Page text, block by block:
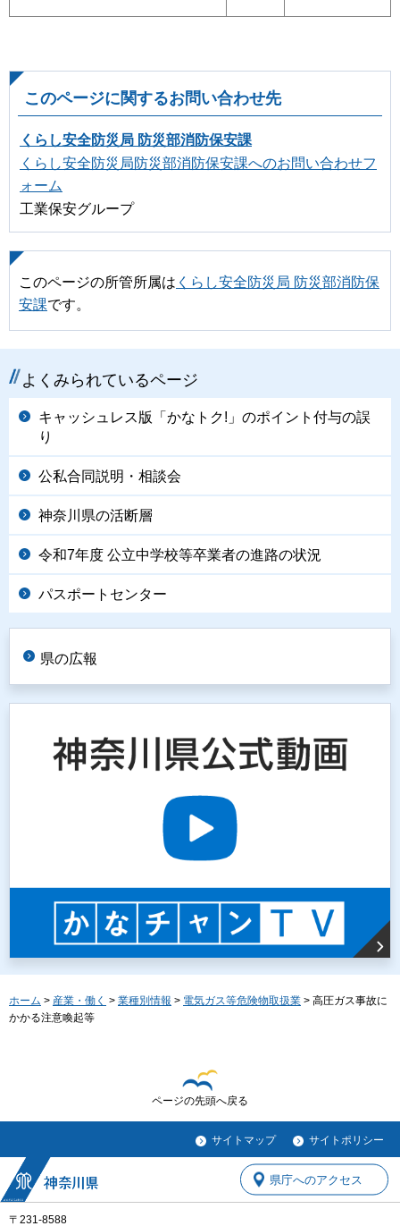
このページに関するお問い合わせ先
くらし安全防災局 防災部消防保安課
くらし安全防災局防災部消防保安課へのお問い合わせフ
ォーム
工業保安グループ
このページの所管所属は くらし安全防災局 防災部消防保
安課です。
よくみられているページ
キャッシュレス版「かなトク!」のポイント付与の誤
り
公私合同説明・相談会
神奈川県の活断層
令和7年度 公立中学校等卒業者の進路の状況
パスポートセンター
県の広報
ホーム > 産業・働く > 業種別情報 > 電気ガス等危険物取扱業 > 高圧ガス事故に
かかる注意喚起等
ページの先頭へ戻る
サイトマップ サイトポリシー
〒231-8588
県庁へのアクセス